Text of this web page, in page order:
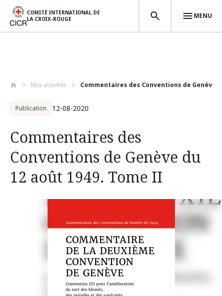
COMITÉ INTERNATIONAL DE
LA CROIX-ROUGE
MENU
Nos activités Commentaires des Conventions de Genève
Publication 12-08-2020
Commentaires des
Conventions de Genève du
12 août 1949. Tome II